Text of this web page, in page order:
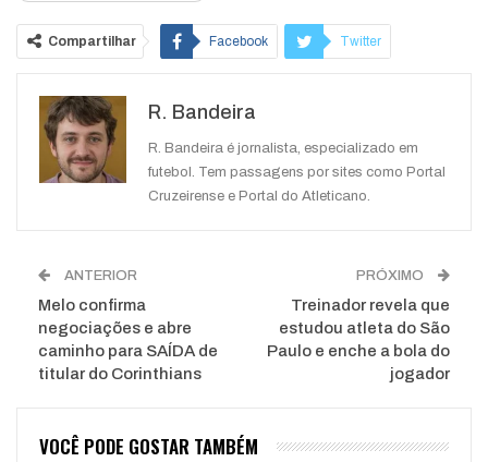
Compartilhar Facebook Twitter
WhatsApp
R. Bandeira
R. Bandeira é jornalista, especializado em
futebol. Tem passagens por sites como Portal
Cruzeirense e Portal do Atleticano.
ANTERIOR
Melo confirma
negociações e abre
caminho para SAÍDA de
titular do Corinthians
PRÓXIMO
Treinador revela que
estudou atleta do São
Paulo e enche a bola do
jogador
VOCÊ PODE GOSTAR TAMBÉM